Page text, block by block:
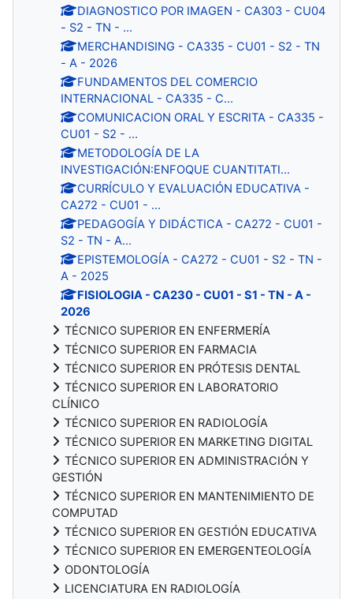
DIAGNOSTICO POR IMAGEN - CA303 - CU04
- S2 - TN - ...
MERCHANDISING - CA335 - CU01 - S2 - TN
- A - 2026
FUNDAMENTOS DEL COMERCIO
INTERNACIONAL - CA335 - C...
COMUNICACION ORAL Y ESCRITA - CA335 -
CU01 - S2 - ...
METODOLOGÍA DE LA
INVESTIGACIÓN:ENFOQUE CUANTITATI...
CURRÍCULO Y EVALUACIÓN EDUCATIVA -
CA272 - CU01 - ...
PEDAGOGÍA Y DIDÁCTICA - CA272 - CU01 -
S2 - TN - A...
EPISTEMOLOGÍA - CA272 - CU01 - S2 - TN -
A - 2025
FISIOLOGIA - CA230 - CU01 - S1 - TN - A -
2026
TÉCNICO SUPERIOR EN ENFERMERÍA
TÉCNICO SUPERIOR EN FARMACIA
TÉCNICO SUPERIOR EN PRÓTESIS DENTAL
TÉCNICO SUPERIOR EN LABORATORIO
CLÍNICO
TÉCNICO SUPERIOR EN RADIOLOGÍA
TÉCNICO SUPERIOR EN MARKETING DIGITAL
TÉCNICO SUPERIOR EN ADMINISTRACIÓN Y
GESTIÓN
TÉCNICO SUPERIOR EN MANTENIMIENTO DE
COMPUTAD
TÉCNICO SUPERIOR EN GESTIÓN EDUCATIVA
TÉCNICO SUPERIOR EN EMERGENTEOLOGÍA
ODONTOLOGÍA
LICENCIATURA EN RADIOLOGÍA